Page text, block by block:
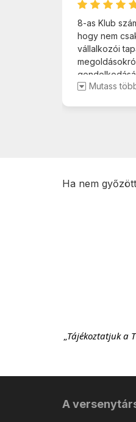
8-as Klub
hogy nem
vállalkozói
vállalkozás
Mutass
Ha nem
„Tájékoztatjuk a
A